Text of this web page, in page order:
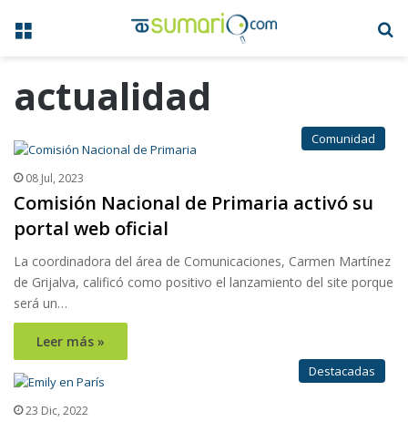
Menú
actualidad
Comunidad
08 Jul, 2023
Comisión Nacional de Primaria activó su
portal web oficial
La coordinadora del área de Comunicaciones, Carmen Martínez
de Grijalva, calificó como positivo el lanzamiento del site porque
será un…
Leer más »
Destacadas
23 Dic, 2022